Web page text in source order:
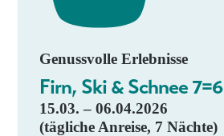
Genussvolle Erlebnisse
Firn, Ski & Schnee 7=6
15.03. – 06.04.2026
(tägliche Anreise, 7 Nächte)